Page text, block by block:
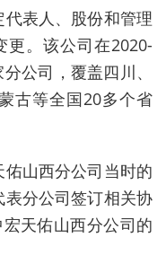
表人、股份和管理
更。该公司在2020-
公司，覆盖四川、
古等全国20多个省
山西分公司当时的
分公司签订相关协
天佑山西分公司的